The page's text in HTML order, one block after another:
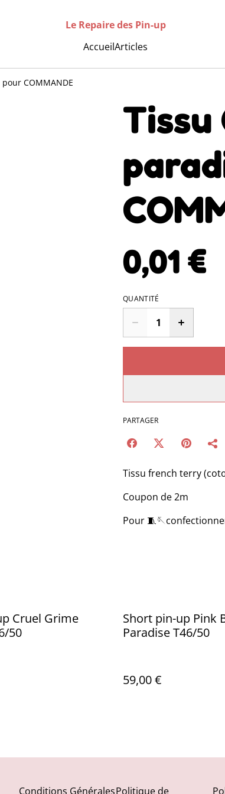
Le Repaire des Pin-up
AccueilArticles
COMMANDE
Tissu
0,01 €
QUANTITÉ
PARTAGER
Tissu french terry
Coupon de 2m
Pour
Cruel Grime
50
Short pin-up Pink
Paradise T46/50
59,00 €
Conditions GénéralesPolitique de